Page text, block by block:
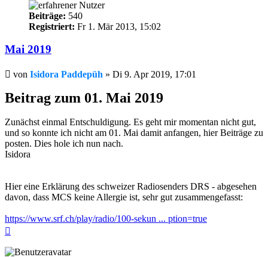
Beiträge: 540
Registriert: Fr 1. Mär 2013, 15:02
Mai 2019
Beitrag
von Isidora Paddepüh » Di 9. Apr 2019, 17:01
Beitrag zum 01. Mai 2019
Zunächst einmal Entschuldigung. Es geht mir momentan nicht gut,
und so konnte ich nicht am 01. Mai damit anfangen, hier Beiträge zu
posten. Dies hole ich nun nach.
Isidora
Hier eine Erklärung des schweizer Radiosenders DRS - abgesehen
davon, dass MCS keine Allergie ist, sehr gut zusammengefasst:
https://www.srf.ch/play/radio/100-sekun ... ption=true